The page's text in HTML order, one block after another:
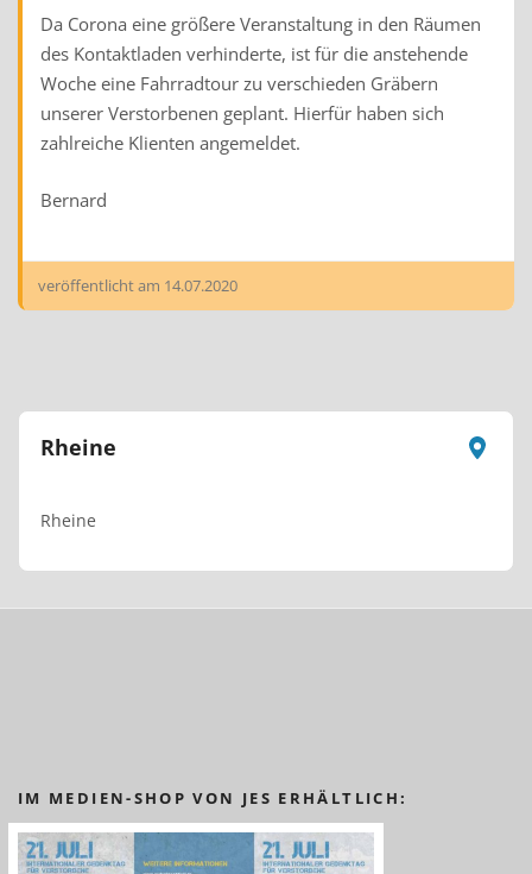
Da Corona eine größere Veranstaltung in den Räumen
des Kontaktladen verhinderte, ist für die anstehende
Woche eine Fahrradtour zu verschieden Gräbern
unserer Verstorbenen geplant. Hierfür haben sich
zahlreiche Klienten angemeldet.
Bernard
veröffentlicht am 14.07.2020
Rheine
Rheine
IM MEDIEN-SHOP VON JES ERHÄLTLICH: